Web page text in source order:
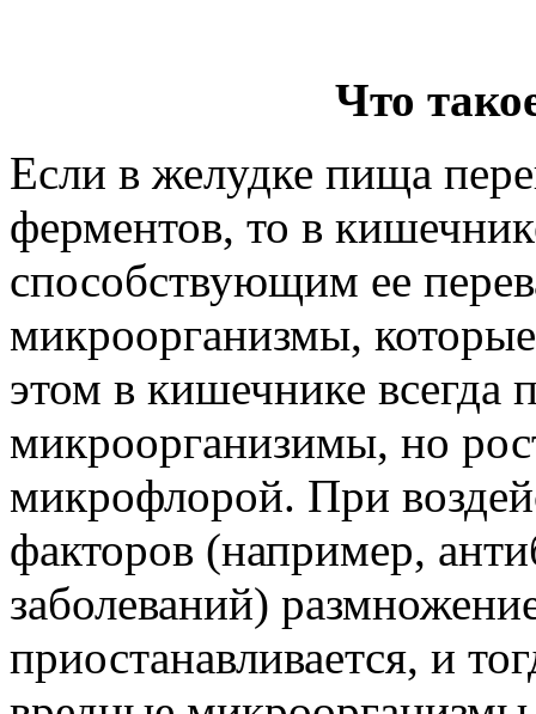
Что
Если в желудке пища
ферментов, то в
способствующим ее
микроорганизмы,
этом в кишечнике всегда
микроорганизимы, но
микрофлорой. При
факторов (например,
заболеваний)
приостанавливается, и